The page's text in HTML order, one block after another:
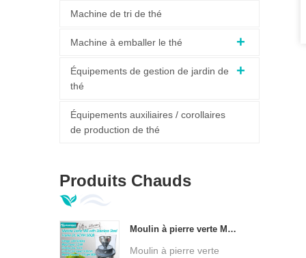
Machine de tri de thé
Machine à emballer le thé
Équipements de gestion de jardin de
thé
Équipements auxiliaires / corollaires
de production de thé
Produits Chauds
Moulin à pierre verte Matcha à Base personnalisée en acier inoxydable, broyeur à Matcha Ultra fin à basse température DL-6CYMJ-50QB
Moulin à pierre verte